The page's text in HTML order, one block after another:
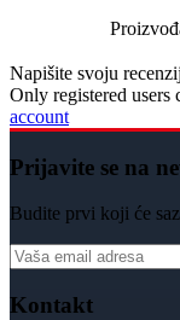
Napišite svoju
Only registered users
account
Prijavite se na
Budite prvi koji će
Kontakt